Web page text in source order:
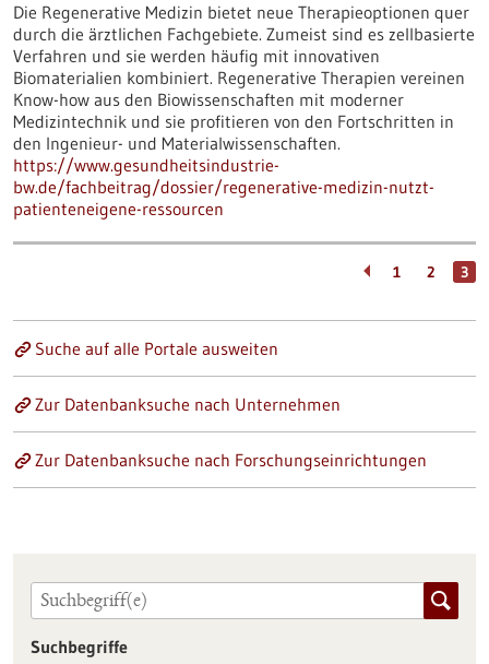
Die Regenerative Medizin bietet neue Therapieoptionen quer
durch die ärztlichen Fachgebiete. Zumeist sind es zellbasierte
Verfahren und sie werden häufig mit innovativen
Biomaterialien kombiniert. Regenerative Therapien vereinen
Know-how aus den Biowissenschaften mit moderner
Medizintechnik und sie profitieren von den Fortschritten in
den Ingenieur- und Materialwissenschaften.
https://www.gesundheitsindustrie-
bw.de/fachbeitrag/dossier/regenerative-medizin-nutzt-
patienteneigene-ressourcen
1 2 3
Suche auf alle Portale ausweiten
Zur Datenbanksuche nach Unternehmen
Zur Datenbanksuche nach Forschungseinrichtungen
Suchbegriffe